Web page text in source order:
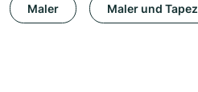
Maler Maler und